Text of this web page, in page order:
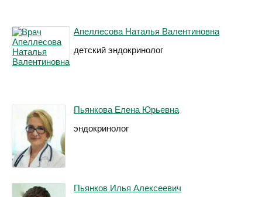
Апеллесова Наталья Валентиновна
детский эндокринолог
Пьянкова Елена Юрьевна
эндокринолог
Пьянков Илья Алексеевич